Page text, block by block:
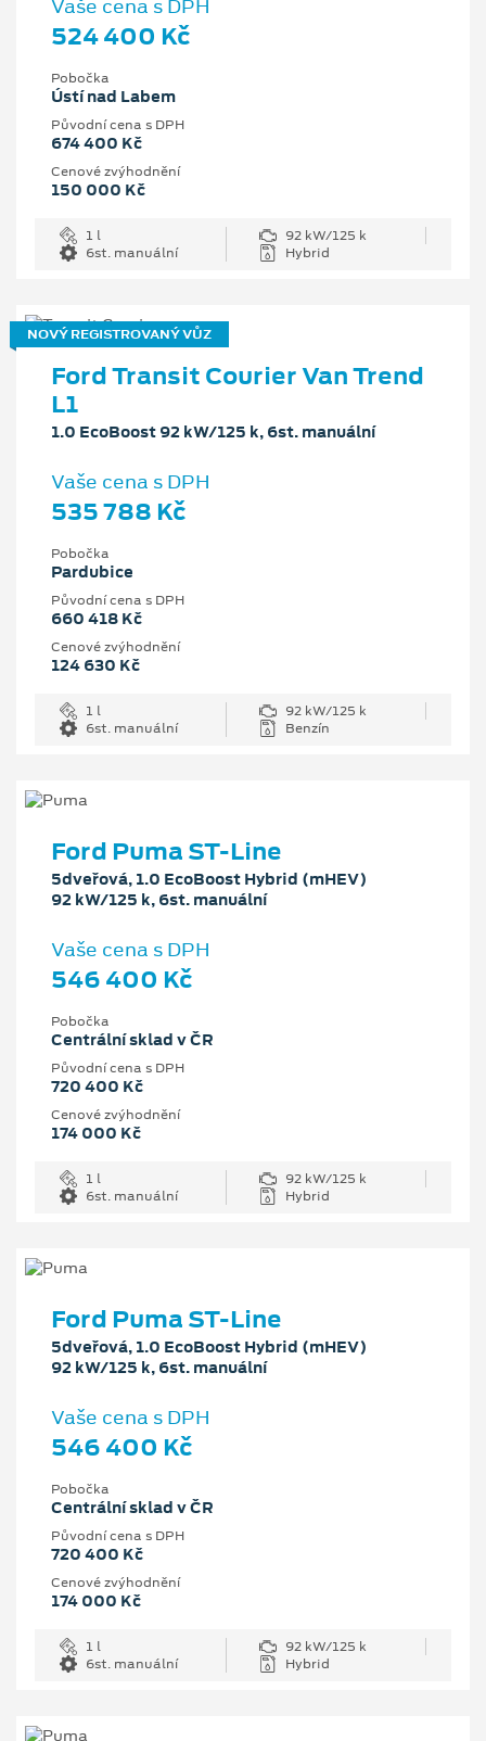
Vaše cena s DPH
524 400 Kč
Pobočka
Ústí nad Labem
Původní cena s DPH
674 400 Kč
Cenové zvýhodnění
150 000 Kč
1 l
92 kW/125 k
6st. manuální
Hybrid
NOVÝ REGISTROVANÝ VŮZ
Ford Transit Courier Van Trend
L1
1.0 EcoBoost 92 kW/125 k, 6st. manuální
Vaše cena s DPH
535 788 Kč
Pobočka
Pardubice
Původní cena s DPH
660 418 Kč
Cenové zvýhodnění
124 630 Kč
1 l
92 kW/125 k
6st. manuální
Benzín
Ford Puma ST-Line
5dveřová, 1.0 EcoBoost Hybrid (mHEV)
92 kW/125 k, 6st. manuální
Vaše cena s DPH
546 400 Kč
Pobočka
Centrální sklad v ČR
Původní cena s DPH
720 400 Kč
Cenové zvýhodnění
174 000 Kč
1 l
92 kW/125 k
6st. manuální
Hybrid
Ford Puma ST-Line
5dveřová, 1.0 EcoBoost Hybrid (mHEV)
92 kW/125 k, 6st. manuální
Vaše cena s DPH
546 400 Kč
Pobočka
Centrální sklad v ČR
Původní cena s DPH
720 400 Kč
Cenové zvýhodnění
174 000 Kč
1 l
92 kW/125 k
6st. manuální
Hybrid